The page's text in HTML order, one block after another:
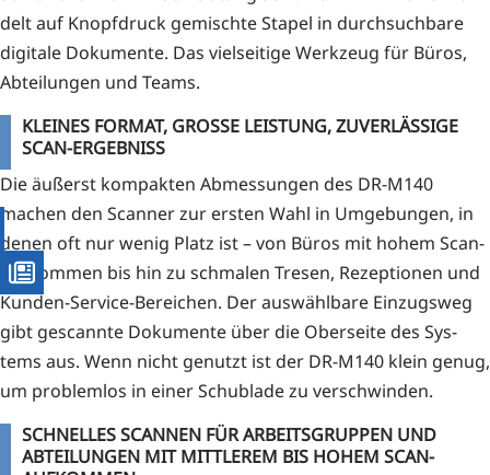
delt auf Knopf­druck gemisch­te Sta­pel in durch­such­ba­re
digi­ta­le Doku­men­te. Das viel­sei­ti­ge Werk­zeug für Büros,
Abtei­lun­gen und Teams.
KLEINES FORMAT, GROSSE LEISTUNG, ZUVERLÄSSIGE
SCAN-ERGEBNISS
Die äußerst kom­pak­ten Abmes­sun­gen des DR-M140
machen den Scan­ner zur ers­ten Wahl in Umge­bun­gen, in
denen oft nur wenig Platz ist – von Büros mit hohem Scan-
Auf­kom­men bis hin zu schma­len Tre­sen, Rezep­tio­nen und
Kun­den-Ser­vice-Berei­chen. Der aus­wähl­ba­re Ein­zugs­weg
gibt gescann­te Doku­men­te über die Ober­sei­te des Sys­
tems aus. Wenn nicht genutzt ist der DR-M140 klein genug,
um pro­blem­los in einer Schub­la­de zu verschwinden.
SCHNELLES SCANNEN FÜR ARBEITSGRUPPEN UND
ABTEILUNGEN MIT MITTLEREM BIS HOHEM SCAN-